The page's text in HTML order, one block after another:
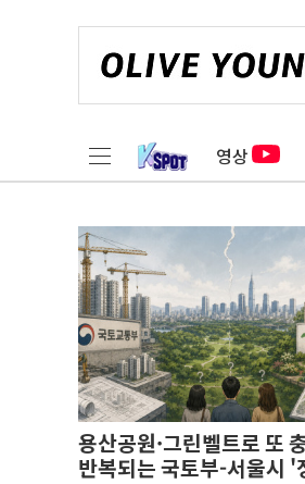
영상
용산공원·그린벨트로 또
반복되는 국토부-서울시 '